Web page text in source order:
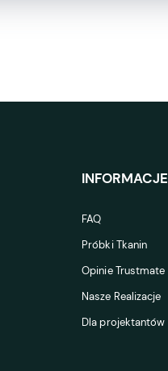
INFORMACJE
FAQ
Próbki Tkanin
Opinie Trustmate
Nasze Realizacje
Dla projektantów